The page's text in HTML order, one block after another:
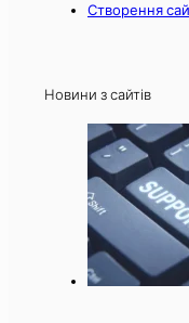
Створення
Новини з сайтів